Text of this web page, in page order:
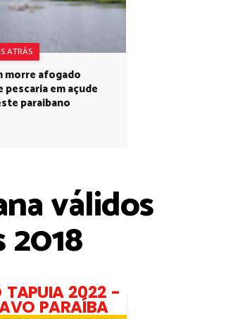
ATRÁS
morre afogado
pescaria em açude
paraibano
válidos
2018
TAPUIA 2022 -
PARAÍBA